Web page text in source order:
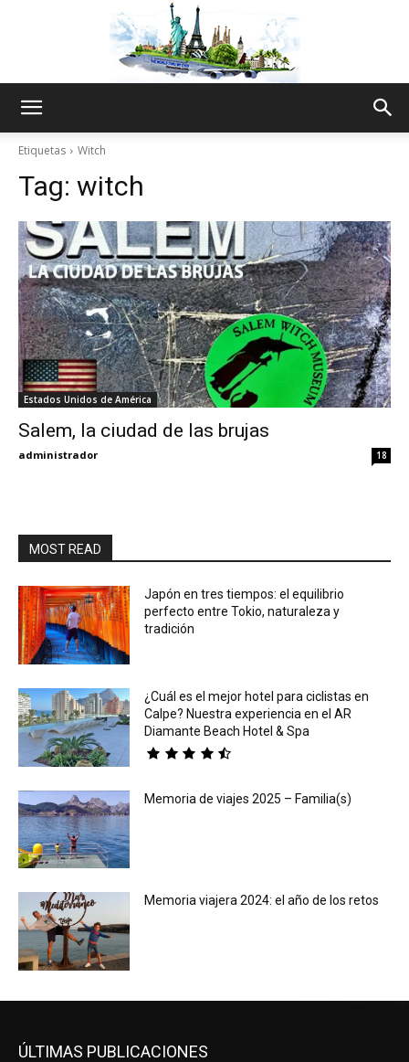
Thru
My
Etiquetas Witch
Tag: witch
Estados Unidos de América
Salem, la ciudad de las brujas
administrador 18
MOST READ
Japón en tres tiempos: el equilibrio
perfecto entre Tokio, naturaleza y
tradición
¿Cuál es el mejor hotel para ciclistas en
Calpe? Nuestra experiencia en el AR
Diamante Beach Hotel & Spa
Memoria de viajes 2025 – Familia(s)
Memoria viajera 2024: el año de los retos
ÚLTIMAS PUBLICACIONES